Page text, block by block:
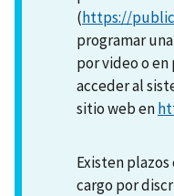
(https://
programar
por video o en
acceder al
sitio web en
Existen
cargo por